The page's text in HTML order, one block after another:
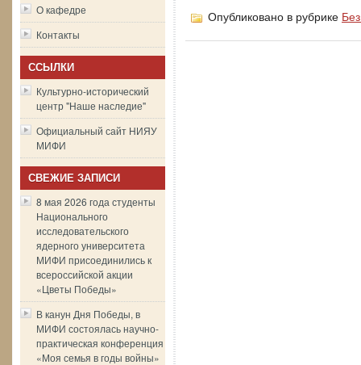
О кафедре
Контакты
ССЫЛКИ
Культурно-исторический
центр "Наше наследие"
Официальный сайт НИЯУ
МИФИ
СВЕЖИЕ ЗАПИСИ
8 мая 2026 года студенты
Национального
исследовательского
ядерного университета
МИФИ присоединились к
всероссийской акции
«Цветы Победы»
В канун Дня Победы, в
МИФИ состоялась научно-
практическая конференция
«Моя семья в годы войны»
Опубликовано в рубрике